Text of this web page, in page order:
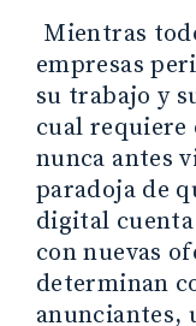
Mientras
empresas
su trabajo y
cual requiere
nunca antes
paradoja de
digital
con nuevas
determinan
anunciantes,